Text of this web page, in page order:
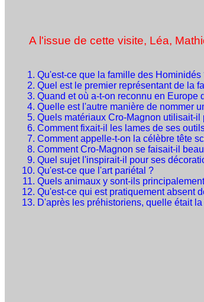
A l'issue de cette visite, Léa,
Qu'est-ce que la famille des Hominidés
Quel est le premier représentant de la
Quand et où a-t-on reconnu en Europe
Quelle est l'autre manière de nommer
Quels matériaux Cro-Magnon utilisait-il
Comment fixait-il les lames de ses
Comment appelle-t-on la célèbre tête
Comment Cro-Magnon se faisait-il
Quel sujet l'inspirait-il pour ses
Qu'est-ce que l'art pariétal ?
Quels animaux y sont-ils
Qu'est-ce qui est pratiquement absent
D'après les préhistoriens, quelle était